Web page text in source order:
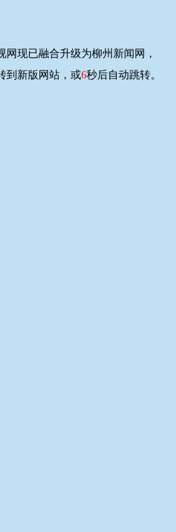
现已融合升级为柳州新闻网，
到新版网站，或6秒后自动跳转。